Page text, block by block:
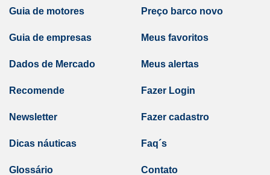
Guia de motores
Guia de empresas
Dados de Mercado
Preço barco novo
Meus favoritos
Meus alertas
Recomende
Newsletter
Dicas náuticas
Glossário
Fazer Login
Fazer cadastro
Faq´s
Contato